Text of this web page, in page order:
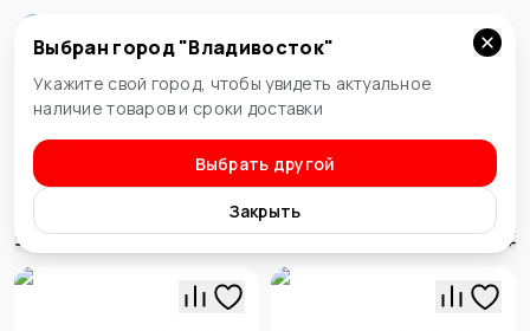
Владивосток
Выбран город "Владивосток"
Укажите свой город, чтобы увидеть актуальное
наличие товаров и сроки доставки
Выбрать другой
Закрыть
Электроинструменты
Перфораторы
Сортировка